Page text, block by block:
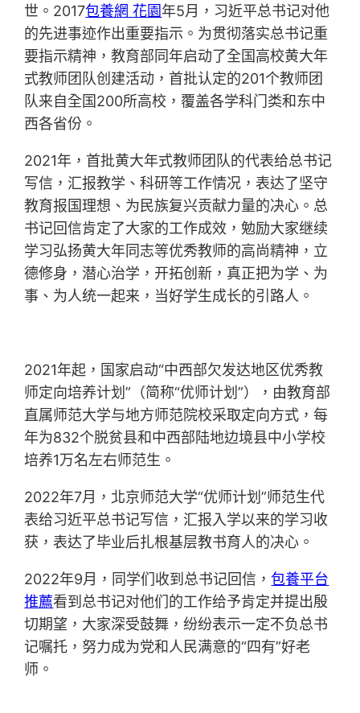
世。2017包養網 花園年5月，习近平总书记对他
的先进事迹作出重要指示。为贯彻落实总书记重
要指示精神，教育部同年启动了全国高校黄大年
式教师团队创建活动，首批认定的201个教师团
队来自全国200所高校，覆盖各学科门类和东中
西各省份。
2021年，首批黄大年式教师团队的代表给总书记
写信，汇报教学、科研等工作情况，表达了坚守
教育报国理想、为民族复兴贡献力量的决心。总
书记回信肯定了大家的工作成效，勉励大家继续
学习弘扬黄大年同志等优秀教师的高尚精神，立
德修身，潜心治学，开拓创新，真正把为学、为
事、为人统一起来，当好学生成长的引路人。
2021年起，国家启动“中西部欠发达地区优秀教
师定向培养计划”（简称“优师计划”），由教育部
直属师范大学与地方师范院校采取定向方式，每
年为832个脱贫县和中西部陆地边境县中小学校
培养1万名左右师范生。
2022年7月，北京师范大学“优师计划”师范生代
表给习近平总书记写信，汇报入学以来的学习收
获，表达了毕业后扎根基层教书育人的决心。
2022年9月，同学们收到总书记回信，包養平台
推薦看到总书记对他们的工作给予肯定并提出殷
切期望，大家深受鼓舞，纷纷表示一定不负总书
记嘱托，努力成为党和人民满意的“四有”好老
师。